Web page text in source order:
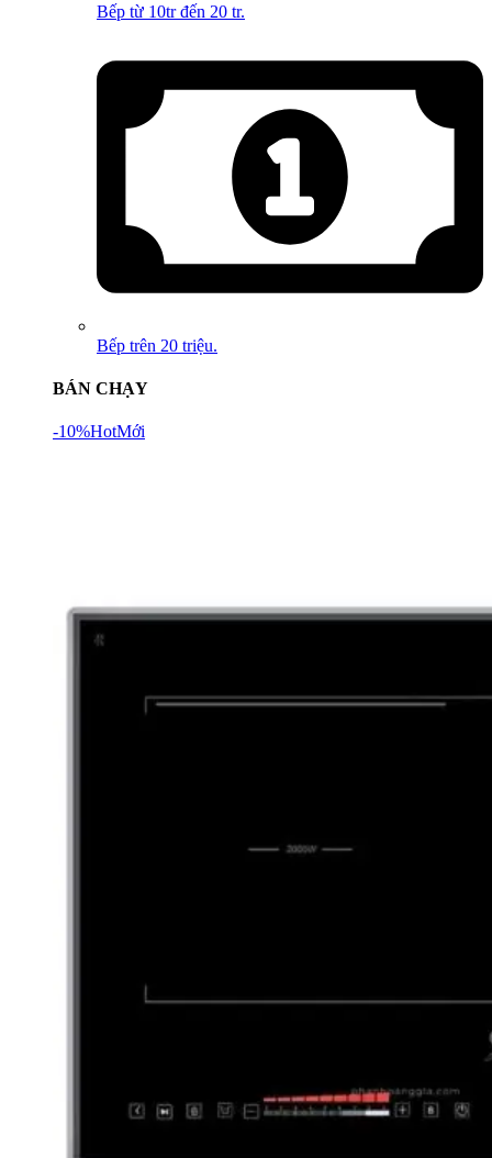
Bếp từ 10tr đến 20 tr.
Bếp trên 20 triệu.
BÁN CHẠY
-10%HotMới